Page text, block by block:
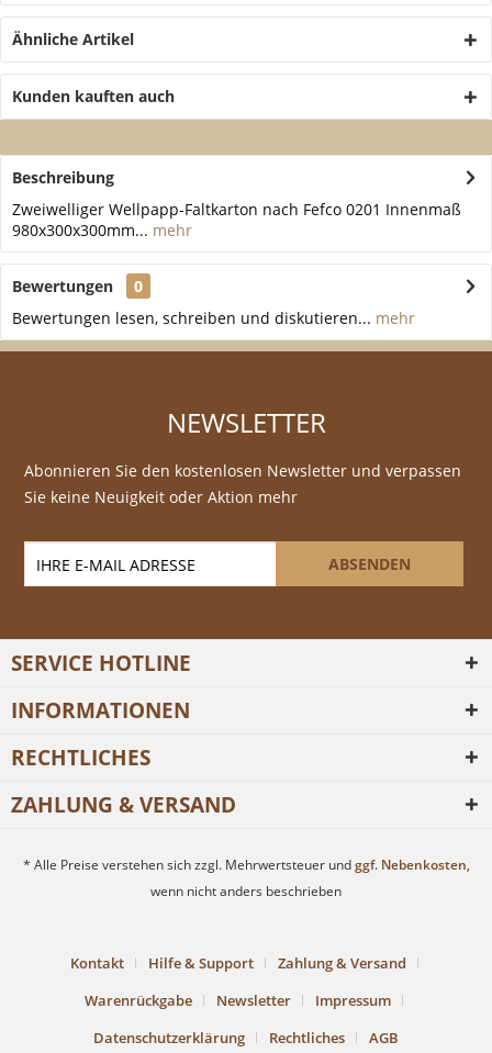
Ähnliche Artikel
Kunden kauften auch
Beschreibung
Zweiwelliger Wellpapp-Faltkarton nach Fefco 0201 Innenmaß
980x300x300mm... mehr
Bewertungen
0
Bewertungen lesen, schreiben und diskutieren... mehr
NEWSLETTER
Abonnieren Sie den kostenlosen Newsletter und verpassen
Sie keine Neuigkeit oder Aktion mehr
ABSENDEN
SERVICE HOTLINE
INFORMATIONEN
RECHTLICHES
ZAHLUNG & VERSAND
* Alle Preise verstehen sich zzgl. Mehrwertsteuer undggf. Nebenkosten,
wenn nicht anders beschrieben
Kontakt Hilfe & Support
Zahlung & Versand
Warenrückgabe
Newsletter
Impressum
Datenschutzerklärung
Rechtliches AGB